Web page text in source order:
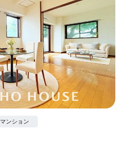
ンション